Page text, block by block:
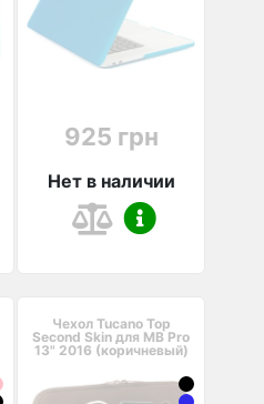
925 грн
Нет в наличии
Чехол Tucano Top
Second Skin для MB Pro
13" 2016 (коричневый)